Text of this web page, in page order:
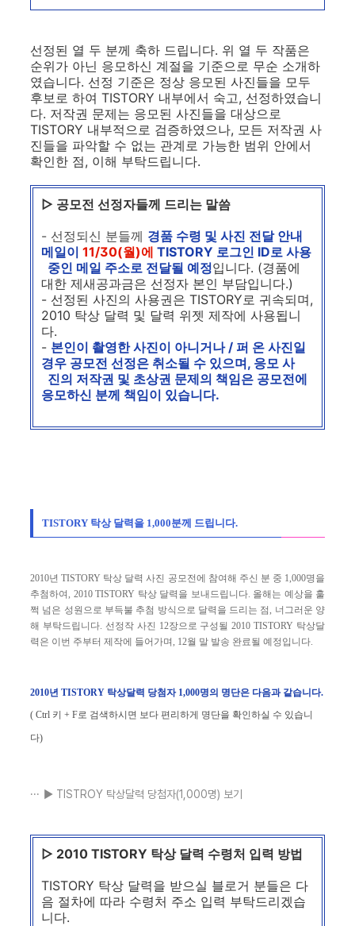
선정된 열 두 분께 축하 드립니다. 위 열 두 작품은
순위가 아닌 응모하신 계절을 기준으로 무순 소개하
였습니다. 선정 기준은 정상 응모된 사진들을 모두
후보로 하여 TISTORY 내부에서 숙고, 선정하였습니
다. 저작권 문제는 응모된 사진들을 대상으로
TISTORY 내부적으로 검증하였으나, 모든 저작권 사
진들을 파악할 수 없는 관계로 가능한 범위 안에서
확인한 점, 이해 부탁드립니다.
▷ 공모전 선정자들께 드리는 말씀
- 선정되신 분들께 경품 수령 및 사진 전달 안내
메일이 11/30(월)에 TISTORY 로그인 ID로 사용
중인 메일 주소로 전달될 예정입니다. (경품에
대한 제새공과금은 선정자 본인 부담입니다.)
- 선정된 사진의 사용권은 TISTORY로 귀속되며,
2010 탁상 달력 및 달력 위젯 제작에 사용됩니
다.
- 본인이 촬영한 사진이 아니거나 / 퍼 온 사진일
경우 공모전 선정은 취소될 수 있으며, 응모 사
진의 저작권 및 초상권 문제의 책임은 공모전에
응모하신 분께 책임이 있습니다.
TISTORY 탁상 달력을 1,000분께 드립니다.
2010년 TISTORY 탁상 달력 사진 공모전에 참여해 주신 분 중 1,000명을
추첨하여, 2010 TISTORY 탁상 달력을 보내드립니다. 올해는 예상을 훌
쩍 넘은 성원으로 부득불 추첨 방식으로 달력을 드리는 점, 너그러운 양
해 부탁드립니다. 선정작 사진 12장으로 구성될 2010 TISTORY 탁상달
력은 이번 주부터 제작에 들어가며, 12월 말 발송 완료될 예정입니다.
2010년 TISTORY 탁상달력 당첨자 1,000명의 명단은 다음과 같습니다.
( Ctrl 키 + F로 검색하시면 보다 편리하게 명단을 확인하실 수 있습니
다)
▶ TISTROY 탁상달력 당첨자(1,000명) 보기
▷ 2010 TISTORY 탁상 달력 수령처 입력 방법
TISTORY 탁상 달력을 받으실 블로거 분들은 다
음 절차에 따라 수령처 주소 입력 부탁드리겠습
니다.